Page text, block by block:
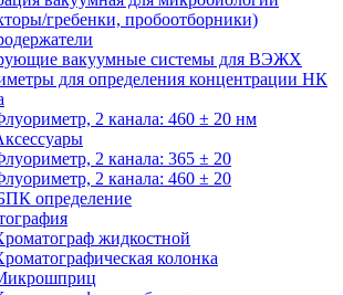
гребенки, пробоотборники)
вакуумные системы для ВЭЖХ
для определения концентрации НК
2 канала: 460 ± 20 нм
2 канала: 365 ± 20
2 канала: 460 ± 20
определение
жидкостной
колонка